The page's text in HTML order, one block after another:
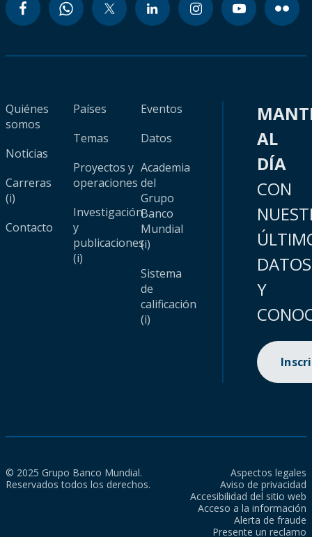
Quiénes
somos
Noticias
Carreras
(i)
Contacto
Países
Temas
Proyectos y
operaciones
Investigación
y
publicaciones
(i)
Eventos
Datos
Academia
del
Grupo
Banco
Mundial
(i)
Sistema
de
calificación
(i)
AL
DÍA
CON
DATOS
Y
© 2025 Grupo Banco Mundial.
Reservados todos los derechos.
Aspectos legales
Aviso de privacidad
Accesibilidad del sitio web
Acceso a la información
Alerta de fraude
Presente un reclamo